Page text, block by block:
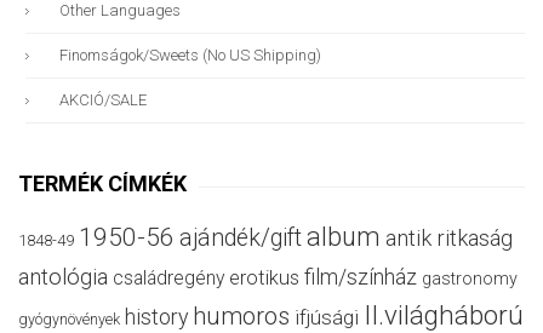
Other Languages
Finomságok/sweets (no US Shipping)
AKCIÓ/SALE
TERMÉK CÍMKÉK
1848-49 1950-56 ajándék/giftalbum antik ritkaság
antológia családregény erotikus film/színház gastronomy
gyógynövények history humoros ifjúsági II.világháború